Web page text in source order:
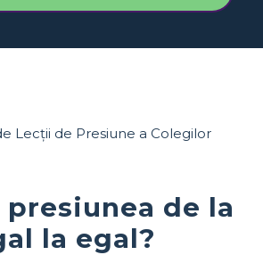
presiunea de la
la egal?